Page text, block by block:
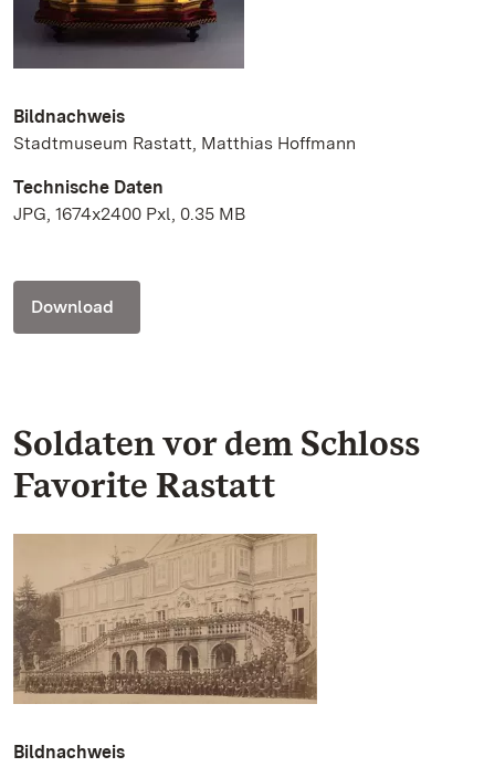
Bildnachweis
Stadtmuseum Rastatt, Matthias Hoffmann
Technische Daten
JPG, 1674x2400 Pxl, 0.35 MB
Download
Soldaten vor dem Schloss
Favorite Rastatt
Bildnachweis